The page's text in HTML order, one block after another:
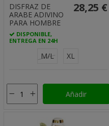
DISFRAZ DE
ARABE ADIVINO
PARA HOMBRE
DISPONIBLE,
ENTREGA EN 24H
28,25 €
M/L XL
Añadir